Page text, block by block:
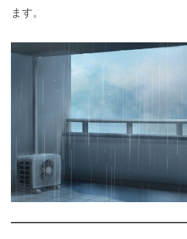
ます。